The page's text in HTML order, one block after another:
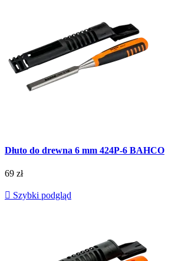
Dłuto do drewna 6 mm 424P-6 BAHCO
69 zł
 Szybki podgląd